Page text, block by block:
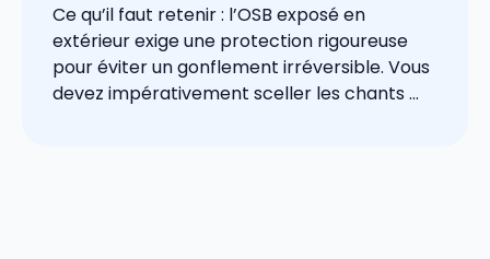
Ce qu’il faut retenir : l’OSB exposé en
extérieur exige une protection rigoureuse
pour éviter un gonflement irréversible. Vous
devez impérativement sceller les chants ...